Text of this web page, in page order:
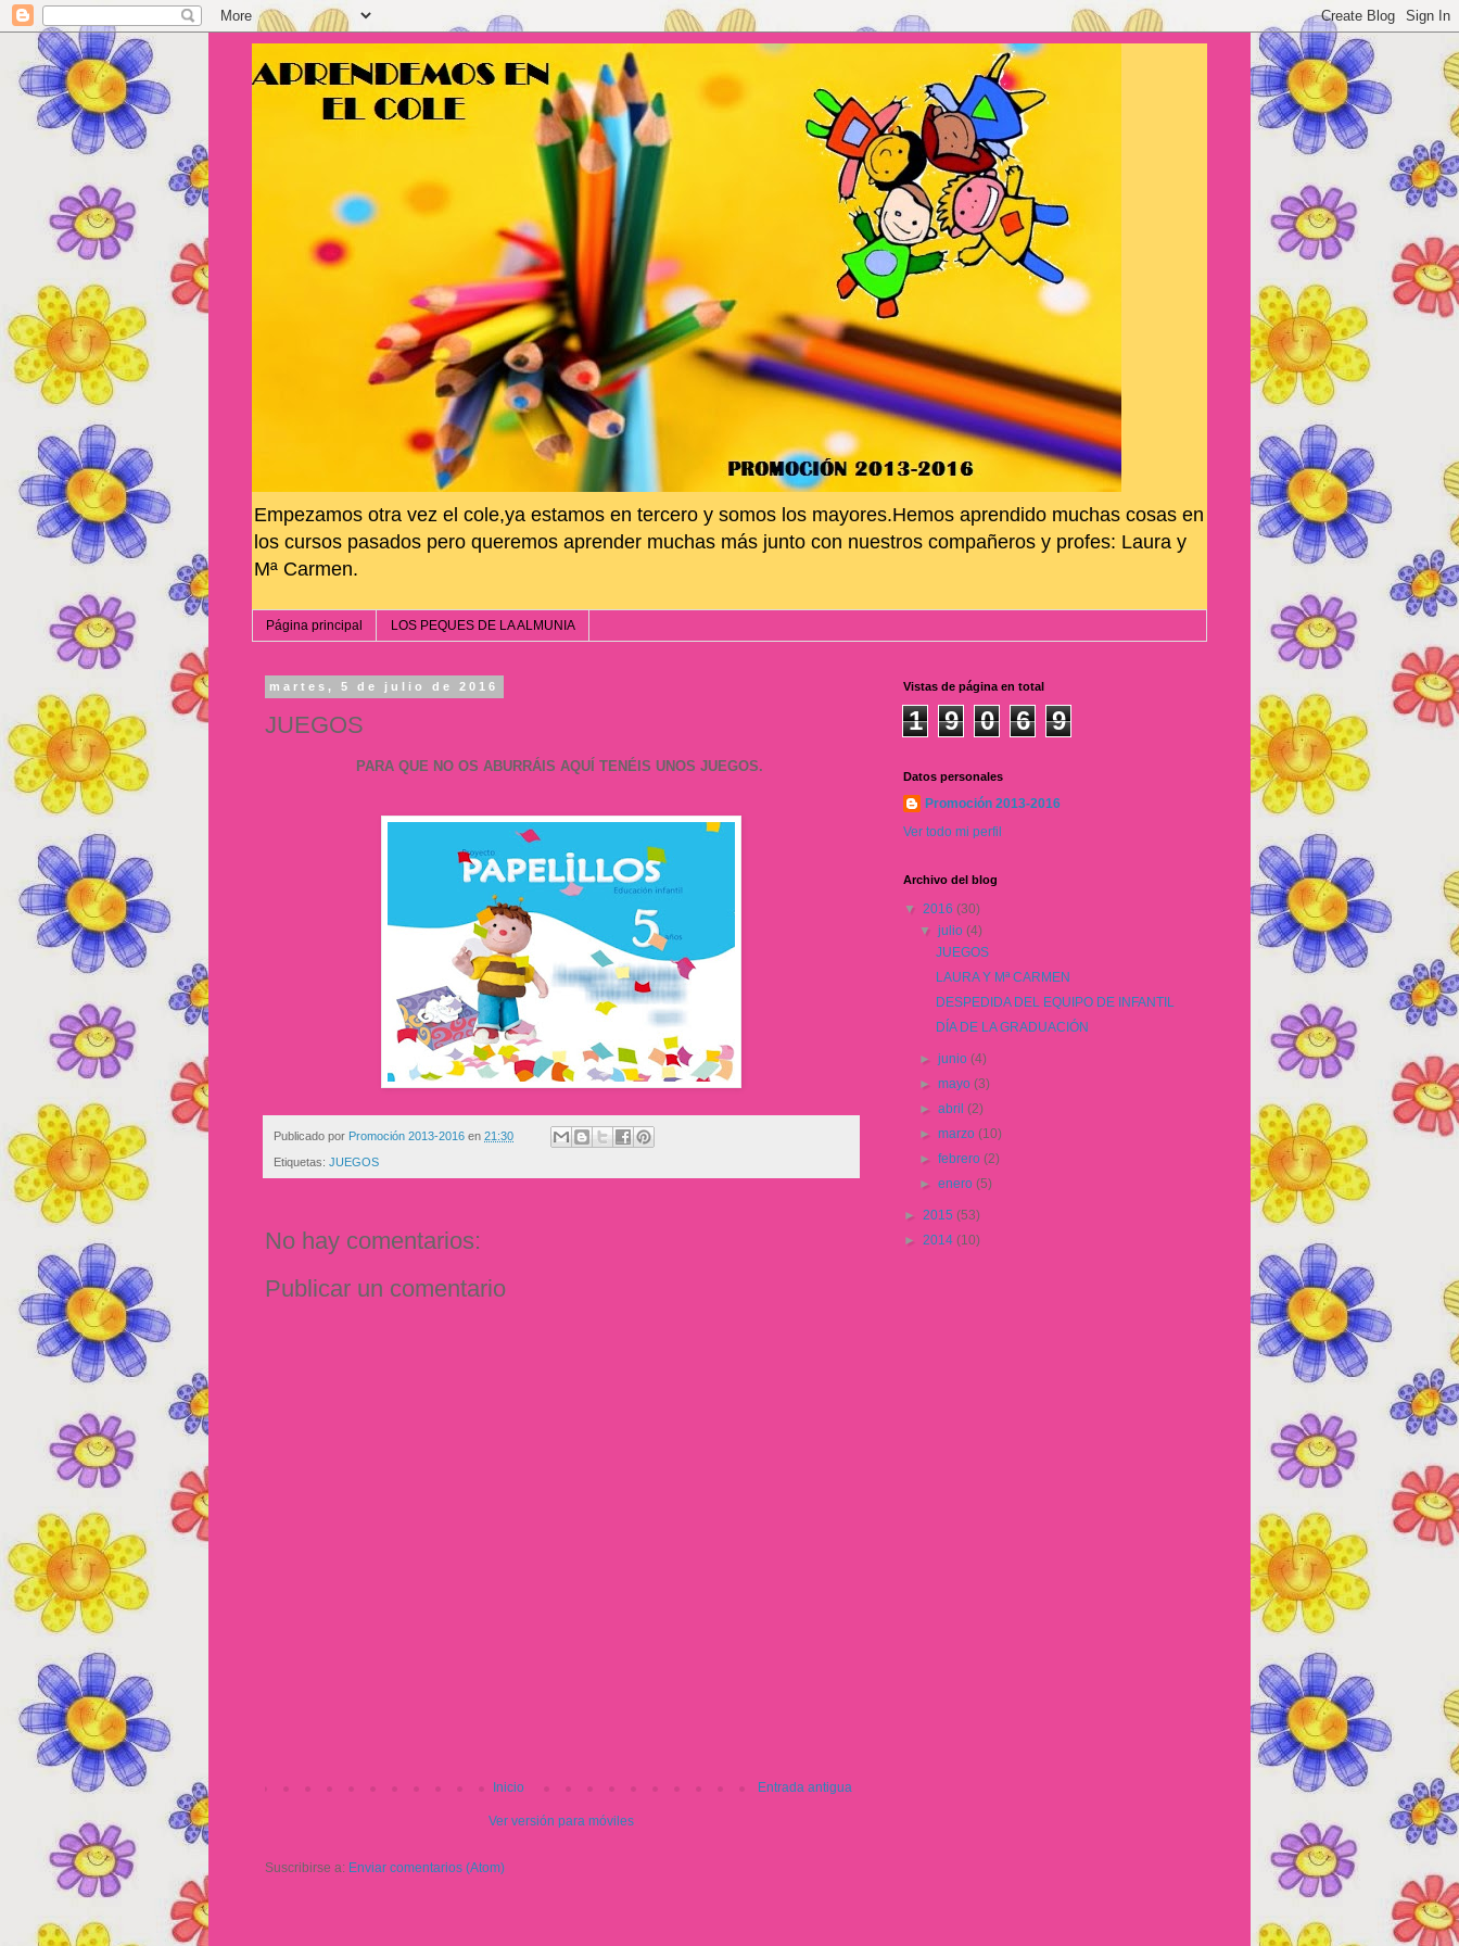
Empezamos otra vez el cole,ya estamos en tercero y somos los mayores.Hemos aprendido muchas cosas en
los cursos pasados pero queremos aprender muchas más junto con nuestros compañeros y profes: Laura y
Mª Carmen.
Página principal LOS PEQUES DE LA ALMUNIA
martes, 5 de julio de 2016
JUEGOS
PARA QUE NO OS ABURRÁIS AQUÍ TENÉIS UNOS JUEGOS.
Publicado por Promoción 2013-2016 en 21:30
Etiquetas: JUEGOS
No hay comentarios:
Publicar un comentario
Entrada antigua
Inicio
Ver versión para móviles
Suscribirse a: Enviar comentarios (Atom)
Vistas de página en total
1 9 0 6 9
Datos personales
Promoción 2013-2016
Ver todo mi perfil
Archivo del blog
▼ 2016 (30)
▼julio(4)
JUEGOS
LAURA Y Mª CARMEN
DESPEDIDA DEL EQUIPO DE INFANTIL
DÍA DE LA GRADUACIÓN
►junio(4)
►mayo(3)
►abril(2)
►marzo(10)
►febrero(2)
►enero(5)
► 2015 (53)
► 2014 (10)